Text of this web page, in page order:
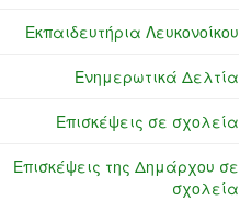
Εκπαιδευτήρια Λευκονοίκου
Ενημερωτικά Δελτία
Επισκέψεις σε σχολεία
Επισκέψεις της Δημάρχου σε
σχολεία